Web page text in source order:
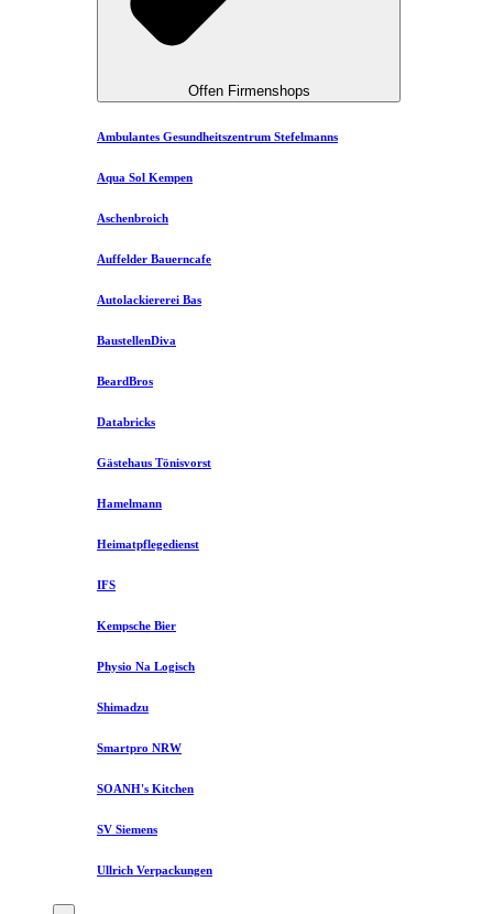
Offen Firmenshops
Ambulantes Gesundheitszentrum Stefelmanns
Aqua Sol Kempen
Aschenbroich
Auffelder Bauerncafe
Autolackiererei Bas
BaustellenDiva
BeardBros
Databricks
Gästehaus Tönisvorst
Hamelmann
Heimatpflegedienst
IFS
Kempsche Bier
Physio Na Logisch
Shimadzu
Smartpro NRW
SOANH's Kitchen
SV Siemens
Ullrich Verpackungen